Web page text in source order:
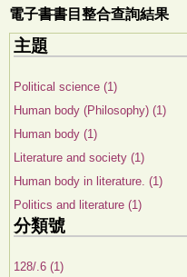
電子書書目整合查詢結果
主題
Political science (1)
Human body (Philosophy) (1)
Human body (1)
Literature and society (1)
Human body in literature. (1)
Politics and literature (1)
分類號
128/.6 (1)